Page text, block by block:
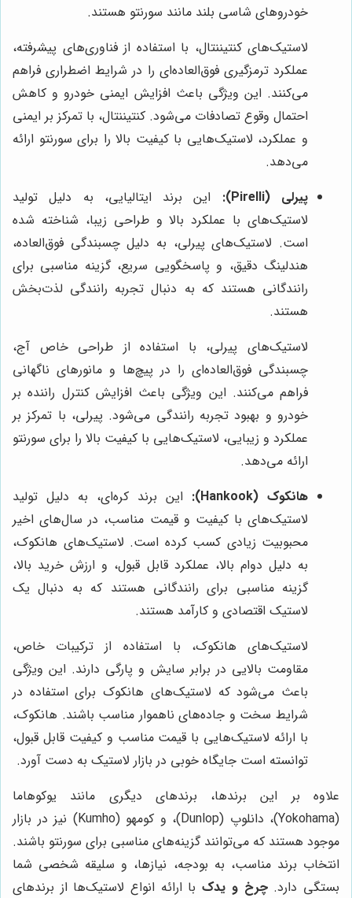
خودروهای شاسی بلند مانند سورنتو هستند.
لاستیک‌های کنتیننتال، با استفاده از فناوری‌های پیشرفته،
عملکرد ترمزگیری فوق‌العاده‌ای را در شرایط اضطراری فراهم
می‌کنند. این ویژگی باعث افزایش ایمنی خودرو و کاهش
احتمال وقوع تصادفات می‌شود. کنتیننتال، با تمرکز بر ایمنی
و عملکرد، لاستیک‌هایی با کیفیت بالا را برای سورنتو ارائه
می‌دهد.
پیرلی (Pirelli):
این برند ایتالیایی، به دلیل تولید
لاستیک‌های با عملکرد بالا و طراحی زیبا، شناخته شده
است. لاستیک‌های پیرلی، به دلیل چسبندگی فوق‌العاده،
هندلینگ دقیق، و پاسخگویی سریع، گزینه مناسبی برای
رانندگانی هستند که به دنبال تجربه رانندگی لذت‌بخش
هستند.
لاستیک‌های پیرلی، با استفاده از طراحی خاص آج،
چسبندگی فوق‌العاده‌ای را در پیچ‌ها و مانورهای ناگهانی
فراهم می‌کنند. این ویژگی باعث افزایش کنترل راننده بر
خودرو و بهبود تجربه رانندگی می‌شود. پیرلی، با تمرکز بر
عملکرد و زیبایی، لاستیک‌هایی با کیفیت بالا را برای سورنتو
ارائه می‌دهد.
هانکوک (Hankook):
این برند کره‌ای، به دلیل تولید
لاستیک‌های با کیفیت و قیمت مناسب، در سال‌های اخیر
محبوبیت زیادی کسب کرده است. لاستیک‌های هانکوک،
به دلیل دوام بالا، عملکرد قابل قبول، و ارزش خرید بالا،
گزینه مناسبی برای رانندگانی هستند که به دنبال یک
لاستیک اقتصادی و کارآمد هستند.
لاستیک‌های هانکوک، با استفاده از ترکیبات خاص،
مقاومت بالایی در برابر سایش و پارگی دارند. این ویژگی
باعث می‌شود که لاستیک‌های هانکوک برای استفاده در
شرایط سخت و جاده‌های ناهموار مناسب باشند. هانکوک،
با ارائه لاستیک‌هایی با قیمت مناسب و کیفیت قابل قبول،
توانسته است جایگاه خوبی در بازار لاستیک به دست آورد.
علاوه بر این برندها، برندهای دیگری مانند یوکوهاما
(Yokohama)، دانلوپ (Dunlop)، و کومهو (Kumho) نیز در بازار
موجود هستند که می‌توانند گزینه‌های مناسبی برای سورنتو باشند.
انتخاب برند مناسب، به بودجه، نیازها، و سلیقه شخصی شما
بستگی دارد.چرخ و یدکبا ارائه انواع لاستیک‌ها از برندهای